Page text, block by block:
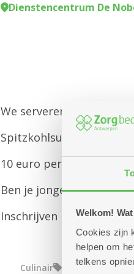
Welkom!
Cookies zijn
helpen om
telkens
Dienstencentrum De
We serveren een
Spitzkohlsuppe mit
10 euro per maaltijd.
Ben je jonger dan 65 of
Inschrijven kan tot 5
Culinair